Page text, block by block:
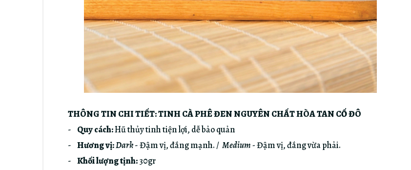
THÔNG TIN CHI TIẾT: TINH CÀ PHÊ ĐEN NGUYÊN CHẤT HÒA TAN CỐ ĐÔ
- Quy cách:Hũ thủy tinh tiện lợi, dễ bảo quản
- Hương vị:Dark- Đậm vị, đắng mạnh. / Medium-Đậm vị, đắng vừa phải.
- Khối lượng tịnh:30gr